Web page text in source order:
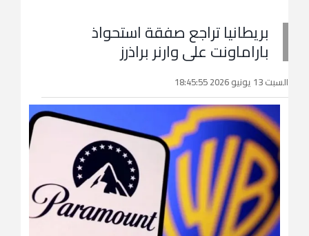
بريطانيا تراجع صفقة استحواذ
باراماونت على وارنر براذرز
السبت 13 يونيو 2026 18:45:55